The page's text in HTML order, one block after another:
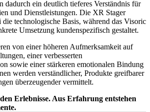
dadurch ein deutlich tieferes Verständnis für
und Dienstleistungen. Die XR Stager
technologische Basis, während das Visoric
Umsetzung kundenspezifisch gestaltet.
von einer höheren Aufmerksamkeit auf
einer verbesserten
sowie einer stärkeren emotionalen Bindung
werden verständlicher, Produkte greifbarer
überzeugender vermittelt.
Erlebnisse. Aus Erfahrung entstehen